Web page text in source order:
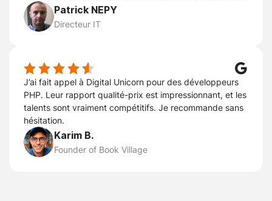
Patrick NEPY
Directeur IT
J’ai fait appel à Digital Unicorn pour des développeurs
PHP. Leur rapport qualité-prix est impressionnant, et les
talents sont vraiment compétitifs. Je recommande sans
hésitation.
Karim B.
Founder of Book Village